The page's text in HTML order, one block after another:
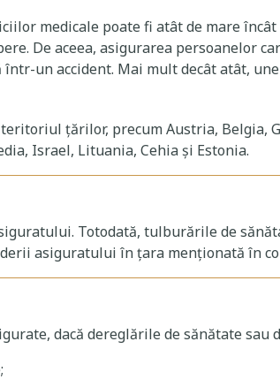
medicale poate fi atât de mare
De aceea, asigurarea persoanelor
un accident. Mai mult decât atât,
țărilor, precum Austria, Belgia,
Israel, Lituania, Cehia şi Estonia.
Totodată, tulburările de
asiguratului în ţara menţionată în
dacă dereglările de sănătate